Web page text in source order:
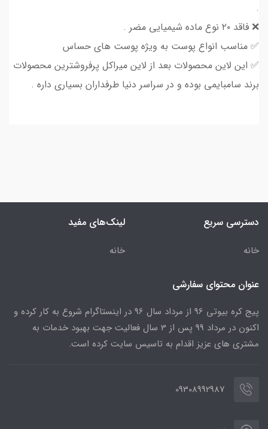
.
❌ فاقد ۲۰ نوع ماده شیمیایی مضر .
✅ مناسب انواع پوست به ویژه پوست های حساس
✅ این لاین محصولات بعد از لاین میراکل پرفروشترین محصولات
برند سامبایمی بوده و در سراسر دنیا طرفداران بسیاری داره .
دسترسی سریع
خانه
لینک‌های مفید
خانه
عنوان محتوای سفارشی
پیج کره بیوتی 96 از مرداد سال 96 در اینستاگرام شروع به کار کرده و
اکنون در مرداد 99 پس از 3 سال فعالیت جهت بهبود خدمات به
مشتری های عزیز اقدام به تاسیس سایت کرده است.
09308992987